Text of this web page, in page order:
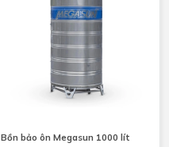
Bồn bảo ôn Megasun 1000 lít